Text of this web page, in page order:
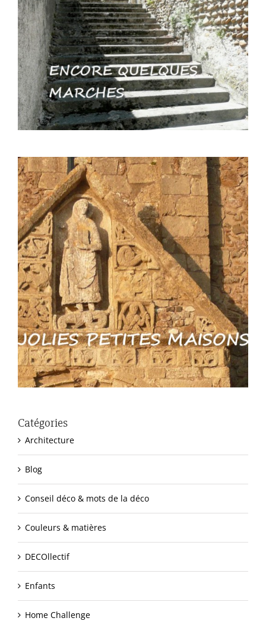
Catégories
Architecture
Blog
Conseil déco & mots de la déco
Couleurs & matières
DECOllectif
Enfants
Home Challenge